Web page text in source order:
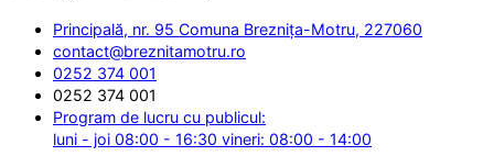
Principală, nr. 95 Comuna Breznița-Motru, 227060
contact@breznitamotru.ro
0252 374 001
0252 374 001
Program de lucru cu publicul:
luni - joi 08:00 - 16:30 vineri: 08:00 - 14:00